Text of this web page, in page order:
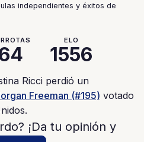
independientes y éxitos de
ELO
1556
Ricci perdió un
Freeman (#195) votado
¡Da tu opinión y